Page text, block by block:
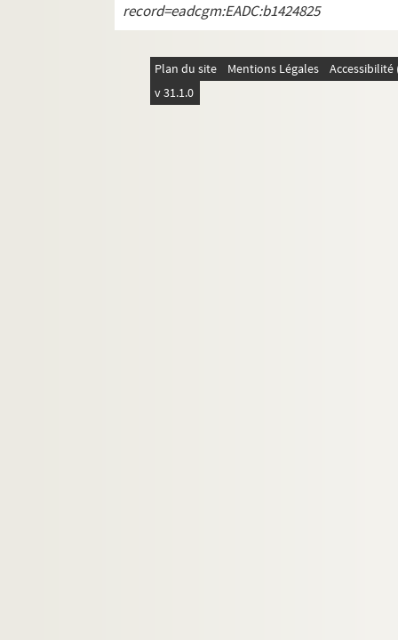
record=eadcgm:EADC:b1424825
Plan du site Mentions Légales
v 31.1.0